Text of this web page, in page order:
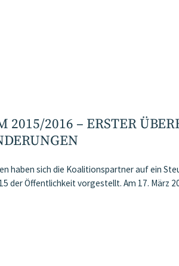
2015/2016 – ERSTER
haben sich die Koalitionspartner auf ein
der Öffentlichkeit vorgestellt. Am 17. März